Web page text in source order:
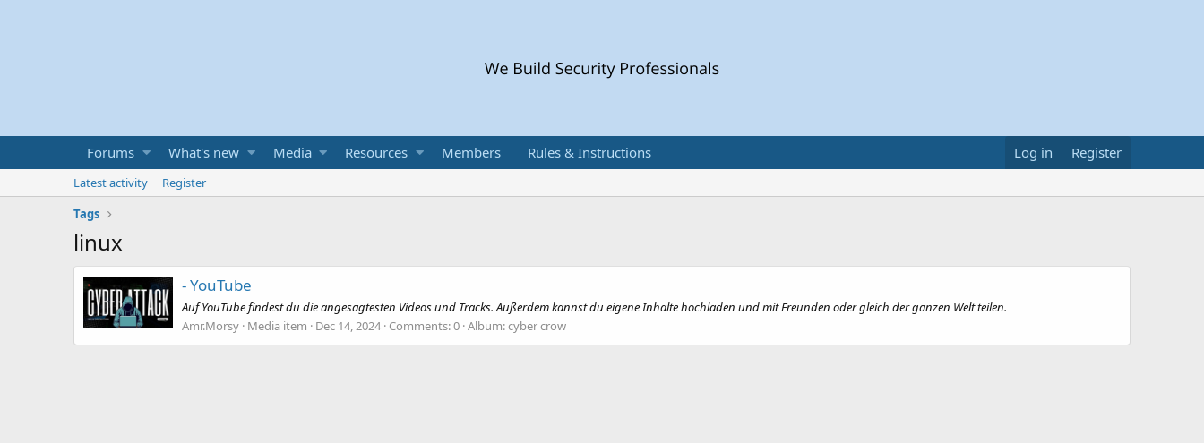
Forums What's new Media Resources Members Rules & Instructions Log in Register
Latest activity
Register
Tags
linux
- YouTube
Auf YouTube findest du die angesagtesten Videos und Tracks. Außerdem kannst du eigene Inhalte hochladen und mit Freunden oder gleich der ganzen Welt teilen.
Amr.Morsy Media item Dec 14, 2024 Comments: 0 Album: cyber crow